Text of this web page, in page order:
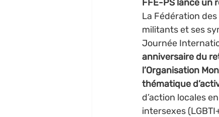
FFE-PS lance un
La Fédération
militants et ses
Journée
anniversaire du
l’Organisation
thématique
d’action locales
intersexes